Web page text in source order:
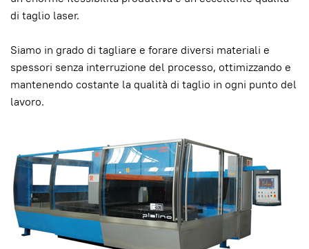
di taglio laser.
Siamo in grado di tagliare e forare diversi materiali e
spessori senza interruzione del processo, ottimizzando e
mantenendo costante la qualità di taglio in ogni punto del
lavoro.